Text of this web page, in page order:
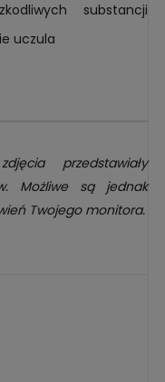
substancji
uczula
przedstawiały
Możliwe są jednak
Twojego monitora.